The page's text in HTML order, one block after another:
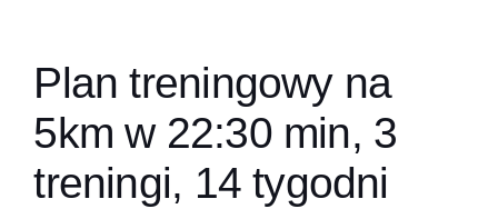
Plan treningowy na
5km w 22:30 min, 3
treningi, 14 tygodni